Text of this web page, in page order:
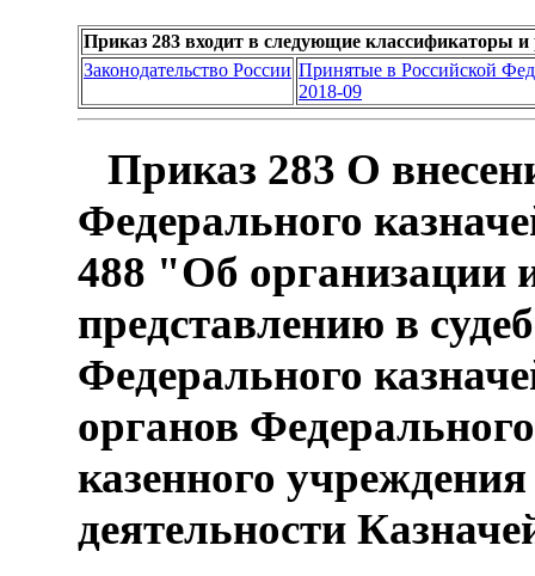
Приказ 283 входит в следующие классификаторы и
Законодательство России Принятые в Российской
2018-09
Приказ 283 О
Федерального
488 "Об организации
представлению в
Федерального
органов
казенного
деятельности